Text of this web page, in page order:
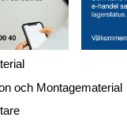
och Montagematerial